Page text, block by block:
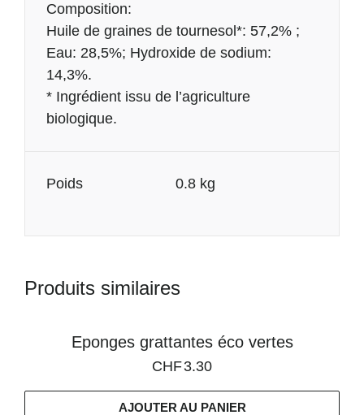
Composition:
Huile de graines de tournesol*: 57,2% ;
Eau: 28,5%; Hydroxide de sodium:
14,3%.
* Ingrédient issu de l’agriculture
biologique.
Informations
Poids 0.8 kg
Produits similaires
Eponges grattantes éco vertes
CHF3.30
AJOUTER AU PANIER